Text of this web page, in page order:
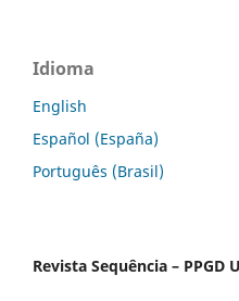
Idioma
English
Español (España)
Português (Brasil)
Revista Sequência – PPGD